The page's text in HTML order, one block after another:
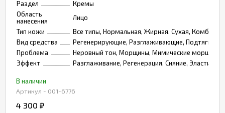
Раздел
Кремы
Область
нанесения
Лицо
Тип кожи
Все типы, Нормальная, Жирная, Сухая,
Вид средства
Регенерирующие, Разглаживающие,
Проблема
Неровный тон, Морщины, Мимические морщины,
Эффект
Разглаживание, Регенерация, Сияние,
В наличии
Артикул - 001-6776
4 300 ₽